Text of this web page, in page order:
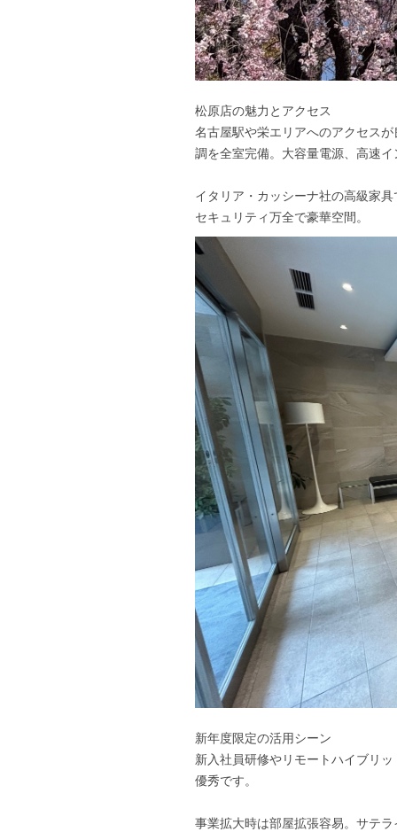
松原店の魅力とアクセス
名古屋駅や栄エリアへのアクセス
調を全室完備。大容量電源、高速
イタリア・カッシーナ社の高級家
セキュリティ万全で豪華空間。
新年度限定の活用シーン
新入社員研修やリモートハイブリ
優秀です。
事業拡大時は部屋拡張容易。サテ